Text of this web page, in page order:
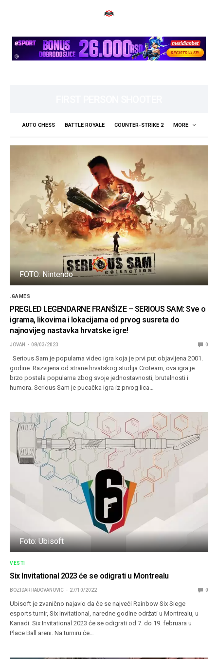
AUTO CHESS BATTLE ROYALE COUNTER-STRIKE 2 MORE
FOTO: Nintendo
.GAMES
PREGLED LEGENDARNE FRANŠIZE – SERIOUS SAM: Sve o
igrama, likovima i lokacijama od prvog susreta do
najnovijeg nastavka hrvatske igre!
JOVAN 08/03/2023 0
Serious Sam je popularna video igra koja je prvi put objavljena 2001.
godine. Razvijena od strane hrvatskog studija Croteam, ova igra je
brzo postala popularna zbog svoje jednostavnosti, brutalnosti i
humora. Serious Sam je pucačka igra iz prvog lica…
Foto: Ubisoft
VESTI
Six Invitational 2023 će se odigrati u Montrealu
BOZIDAR RADOVANOVIC 27/10/2022 0
Ubisoft je zvanično najavio da će se najveći Rainbow Six Siege
esports turnir, Six Invitational, naredne godine održati u Montrealu, u
Kanadi. Six Invitational 2023 će se odigrati od 7. do 19. februara u
Place Ball areni. Na turniru će…